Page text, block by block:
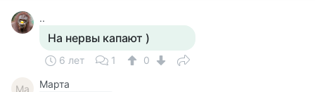
..
На нервы капают )
6 лет 1 0
Ма Марта